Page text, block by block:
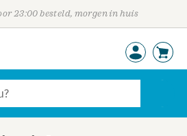
23:00 besteld, morgen in huis